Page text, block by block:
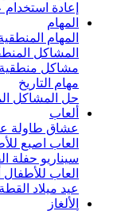
إعادة استخدام
المهام
المهام المنطقية
المشاكل المنطقية
مشاكل منطقية
مهام التاريخ
حل المشاكل
ألعاب
عشاق طاولة
العاب اصبع
سيناريو حفلة
العاب للأطفال
عيد ميلاد
الألغاز